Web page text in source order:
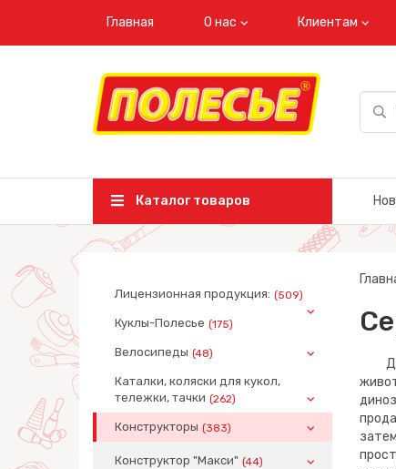
Главная О нас Клиентам
Каталог товаров
Лицензионная продукция: (509)
Куклы-Полесье (175)
Велосипеды (48)
Каталки, коляски для кукол,
тележки, тачки (262)
Конструкторы (383)
Конструктор "Макси" (44)